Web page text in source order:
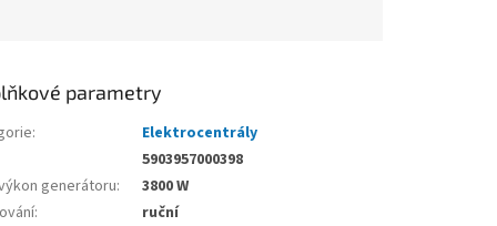
parametry
:
Elektrocentrály
5903957000398
generátoru:
3800 W
: ruční